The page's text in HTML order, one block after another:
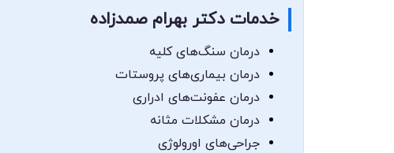
خدمات دکتر بهرام صمدزاده
درمان سنگ‌های کلیه
درمان بیماری‌های پروستات
درمان عفونت‌های ادراری
درمان مشکلات مثانه
جراحی‌های اورولوژی